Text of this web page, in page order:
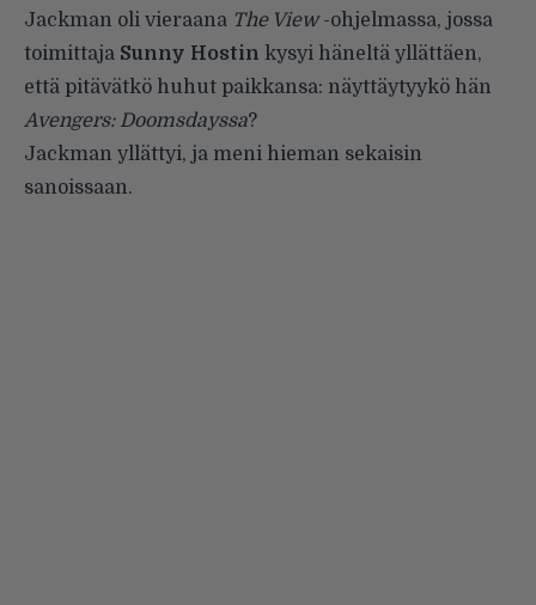
Jackman oli vieraana The View-ohjelmassa, jossa
toimittaja Sunny Hostin kysyi häneltä yllättäen,
että pitävätkö huhut paikkansa: näyttäytyykö hän
Avengers: Doomsdayssa?
Jackman yllättyi, ja meni hieman sekaisin
sanoissaan.